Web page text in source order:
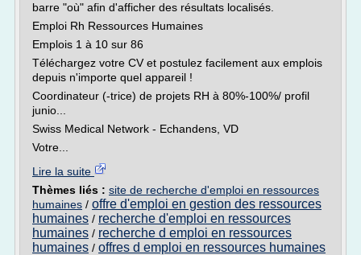
barre "où" afin d'afficher des résultats localisés.
Emploi Rh Ressources Humaines
Emplois 1 à 10 sur 86
Téléchargez votre CV et postulez facilement aux emplois
depuis n'importe quel appareil !
Coordinateur (-trice) de projets RH à 80%-100%/ profil
junio...
Swiss Medical Network - Echandens, VD
Votre...
Lire la suite
Thèmes liés : site de recherche d'emploi en ressources
humaines / offre d'emploi en gestion des ressources
humaines / recherche d'emploi en ressources
humaines / recherche d emploi en ressources
humaines / offres d emploi en ressources humaines